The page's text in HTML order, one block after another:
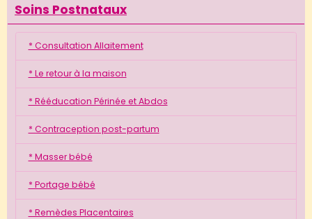
Soins Postnataux
* Consultation Allaitement
* Le retour à la maison
* Rééducation Périnée et Abdos
* Contraception post-partum
* Masser bébé
* Portage bébé
* Remèdes Placentaires